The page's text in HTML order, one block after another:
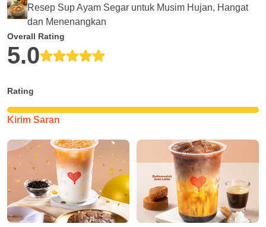
Resep Sup Ayam Segar untuk Musim Hujan, Hangat
dan Menenangkan
Overall Rating
5.0
Rating
Kirim Saran